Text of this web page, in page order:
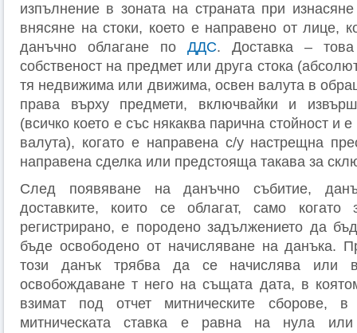
изпълнение в зоната на страната при
внясяне на стоки, което е направено от лице,
данъчно облагане по ДДС. Доставка –
собственост на предмет или друга стока
тя недвижима или движима, освен валута в
права върху предмети, включвайки и
(всичко което е със някаква парична стойност и
валута), когато е направена с/у настрещна
направена сделка или предстояща такава за
След появяване на данъчно събитие,
доставките, които се облагат, само
регистрирано, е породено задължението да
бъде освободено от начисляване на данъка.
този данък трябва да се начислява или
освобождаване т него на същата дата, в
взимат под отчет митническите сборове, в
митническата ставка е равна на нула